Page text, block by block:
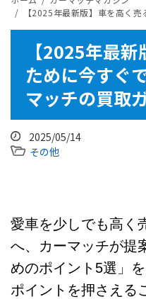
【2025年最新版】車を高く売るた
【2025年最
ために今すぐ
マッチの買取
2025/05/14
その他
愛車を少しでも高く
へ、カーマッチが提
めのポイント5選」
ポイントを押さえる